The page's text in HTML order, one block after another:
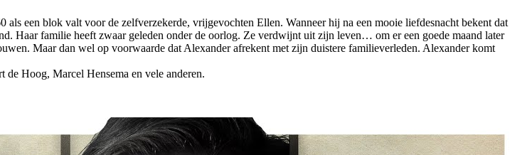
een blok valt voor de zelfverzekerde, vrijgevochten Ellen. Wanneer hij na een mooie liefdesnacht bekent dat
Haar familie heeft zwaar geleden onder de oorlog. Ze verdwijnt uit zijn leven… om er een goede maand later
Maar dan wel op voorwaarde dat Alexander afrekent met zijn duistere familieverleden. Alexander komt
Hoog, Marcel Hensema en vele anderen.